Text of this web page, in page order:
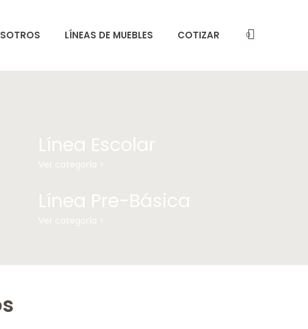
LÍNEAS DE MUEBLES COTIZAR 0
Línea Escolar
Ver categoría >
Línea Pre-Básica
Ver categoría >